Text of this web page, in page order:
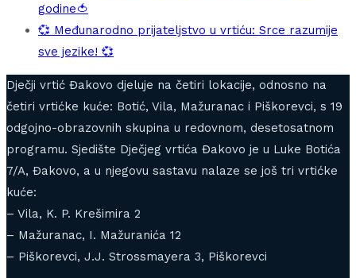
godine🍅
💞 Međunarodno prijateljstvo u vrtiću: Srce razumije
sve jezike! 💞
Dječji vrtić Đakovo djeluje na četiri lokacije, odnosno na
četiri vrtićke kuće: Botić, Vila, Mažuranac i Piškorevci, s 19
odgojno-obrazovnih skupina u redovnom, desetosatnom
programu. Sjedište Dječjeg vrtića Đakovo je u Luke Botića
7/A, Đakovo, a u njegovu sastavu nalaze se još tri vrtićke
kuće:
– Vila, K. P. Krešimira 2
– Mažuranac, I. Mažuranića 12
– Piškorevci, J.J. Strossmayera 3, Piškorevci